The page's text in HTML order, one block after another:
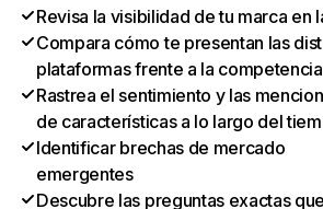
Revisa la visibilidad de tu marca en
Compara cómo te presentan las
plataformas frente a la competencia
Rastrea el sentimiento y las
de características a lo largo del
Identificar brechas de mercado
emergentes
Descubre las preguntas exactas